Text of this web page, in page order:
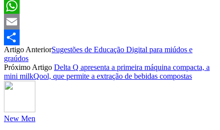
Facebook
WhatsApp
Email
Partilhar
Artigo AnteriorSugestões de Educação Digital para miúdos e
graúdos
Próximo Artigo Delta Q apresenta a primeira máquina compacta, a
mini milkQool, que permite a extração de bebidas compostas
New Men